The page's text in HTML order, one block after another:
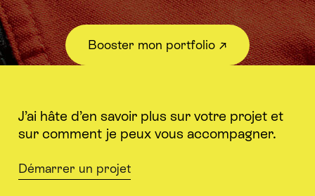
Booster mon portfolio ↗︎
J’ai hâte d’en savoir plus sur votre projet et
sur comment je peux vous accompagner.
Démarrer un projet